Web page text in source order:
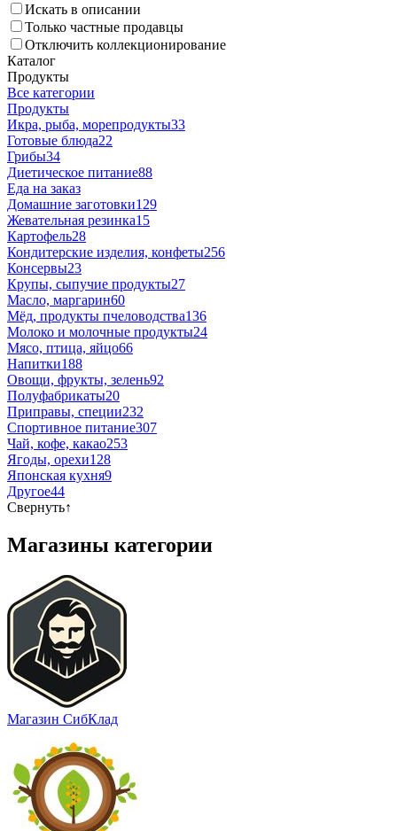
Искать в описании
Только частные продавцы
Отключить коллекционирование
Каталог
Продукты
Все категории
Продукты
Икра, рыба, морепродукты33
Готовые блюда22
Грибы34
Диетическое питание88
Еда на заказ
Домашние заготовки129
Жевательная резинка15
Картофель28
Кондитерские изделия, конфеты256
Консервы23
Крупы, сыпучие продукты27
Масло, маргарин60
Мёд, продукты пчеловодства136
Молоко и молочные продукты24
Мясо, птица, яйцо66
Напитки188
Овощи, фрукты, зелень92
Полуфабрикаты20
Приправы, специи232
Спортивное питание307
Чай, кофе, какао253
Ягоды, орехи128
Японская кухня9
Другое44
Свернуть↑
Магазины категории
Магазин СибКлад